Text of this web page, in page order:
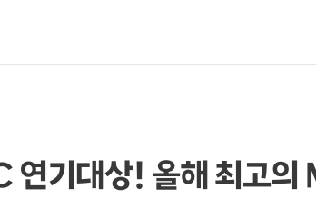
기대상! 올해 최고의